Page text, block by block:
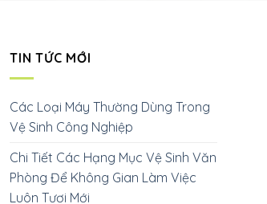
TIN TỨC MỚI
Các Loại Máy Thường Dùng Trong
Vệ Sinh Công Nghiệp
Chi Tiết Các Hạng Mục Vệ Sinh Văn
Phòng Để Không Gian Làm Việc
Luôn Tươi Mới